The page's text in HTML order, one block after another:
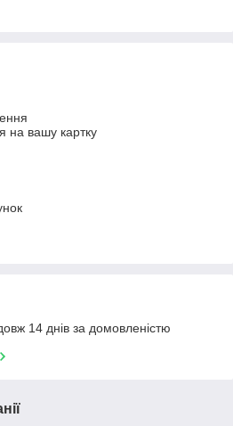
на вашу картку
14 днів за домовленістю